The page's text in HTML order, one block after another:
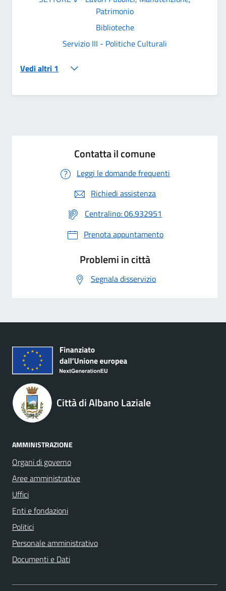
Patrimonio
Biblioteche
Servizio III - Politiche Culturali
Vedi altri 1
Contatta il comune
Leggi le domande frequenti
Richiedi assistenza
Centralino: 06.932951
Prenota appuntamento
Problemi in città
Segnala disservizio
Città di Albano Laziale
AMMINISTRAZIONE
Organi di governo
Aree amministrative
Uffici
Enti e fondazioni
Politici
Personale amministrativo
Documenti e Dati